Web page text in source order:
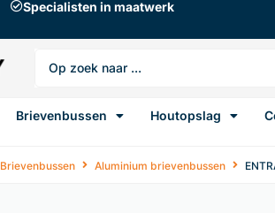
Specialisten in maatwerk
Brievenbussen Houtopslag
Brievenbussen Aluminium brievenbussen